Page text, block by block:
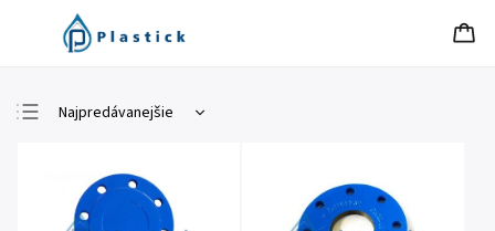
Najpredávanejšie
Najdrahšie
Abecedne